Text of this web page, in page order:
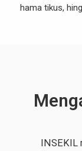
hama tikus,